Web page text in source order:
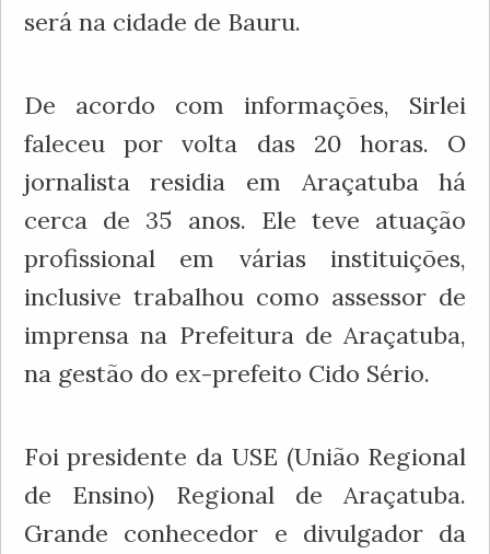
será na cidade de Bauru.
De acordo com informações, Sirlei
faleceu por volta das 20 horas. O
jornalista residia em Araçatuba há
cerca de 35 anos. Ele teve atuação
profissional em várias instituições,
inclusive trabalhou como assessor de
imprensa na Prefeitura de Araçatuba,
na gestão do ex-prefeito Cido Sério.
Foi presidente da USE (União Regional
de Ensino) Regional de Araçatuba.
Grande conhecedor e divulgador da